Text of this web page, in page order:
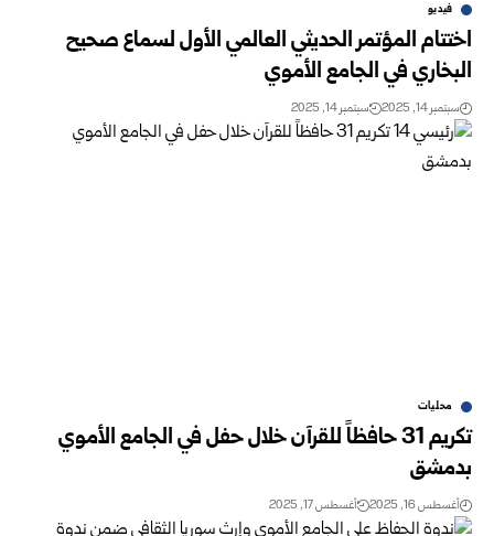
فيديو
اختتام المؤتمر الحديثي العالمي الأول لسماع صحيح
البخاري في الجامع الأموي
سبتمبر 14, 2025 سبتمبر 14, 2025
محليات
تكريم 31 حافظاً للقرآن خلال حفل في الجامع الأموي
بدمشق
أغسطس 16, 2025 أغسطس 17, 2025